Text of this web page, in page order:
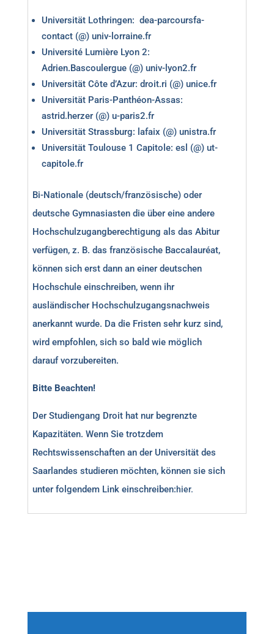
Universität Lothringen: dea-parcoursfa-
contact (@) univ-lorraine.fr
Université Lumière Lyon 2:
Adrien.Bascoulergue (@) univ-lyon2.fr
Universität Côte d’Azur: droit.ri (@) unice.fr
Universität Paris-Panthéon-Assas:
astrid.herzer (@) u-paris2.fr
Universität Strassburg: lafaix (@) unistra.fr
Universität Toulouse 1 Capitole: esl (@) ut-
capitole.fr
Bi-Nationale (deutsch/französische) oder
deutsche Gymnasiasten die über eine andere
Hochschulzugangberechtigung als das Abitur
verfügen, z. B. das französische Baccalauréat,
können sich erst dann an einer deutschen
Hochschule einschreiben, wenn ihr
ausländischer Hochschulzugangsnachweis
anerkannt wurde. Da die Fristen sehr kurz sind,
wird empfohlen, sich so bald wie möglich
darauf vorzubereiten.
Bitte Beachten!
Der Studiengang Droit hat nur begrenzte
Kapazitäten. Wenn Sie trotzdem
Rechtswissenschaften an der Universität des
Saarlandes studieren möchten, können sie sich
unter folgendem Link einschreiben:hier.